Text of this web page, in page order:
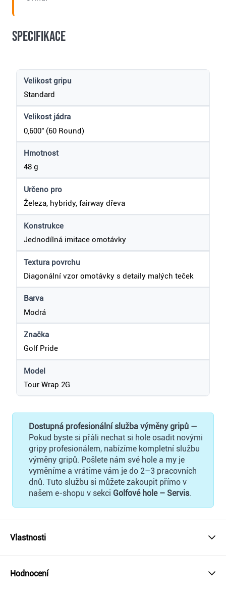
Specifikace
Velikost gripu
Standard
Velikost jádra
0,600″ (60 Round)
Hmotnost
48 g
Určeno pro
Železa, hybridy, fairway dřeva
Konstrukce
Jednodílná imitace omotávky
Textura povrchu
Diagonální vzor omotávky s detaily malých teček
Barva
Modrá
Značka
Golf Pride
Model
Tour Wrap 2G
Dostupná profesionální služba výměny gripů —
Pokud byste si přáli nechat si hole osadit novými
gripy profesionálem, nabízíme kompletní službu
výměny gripů. Pošlete nám své hole a my je
vyměníme a vrátíme vám je do 2–3 pracovních
dnů. Tuto službu si můžete zakoupit přímo v
našem e-shopu v sekci Golfové hole – Servis.
Vlastnosti
Hodnocení